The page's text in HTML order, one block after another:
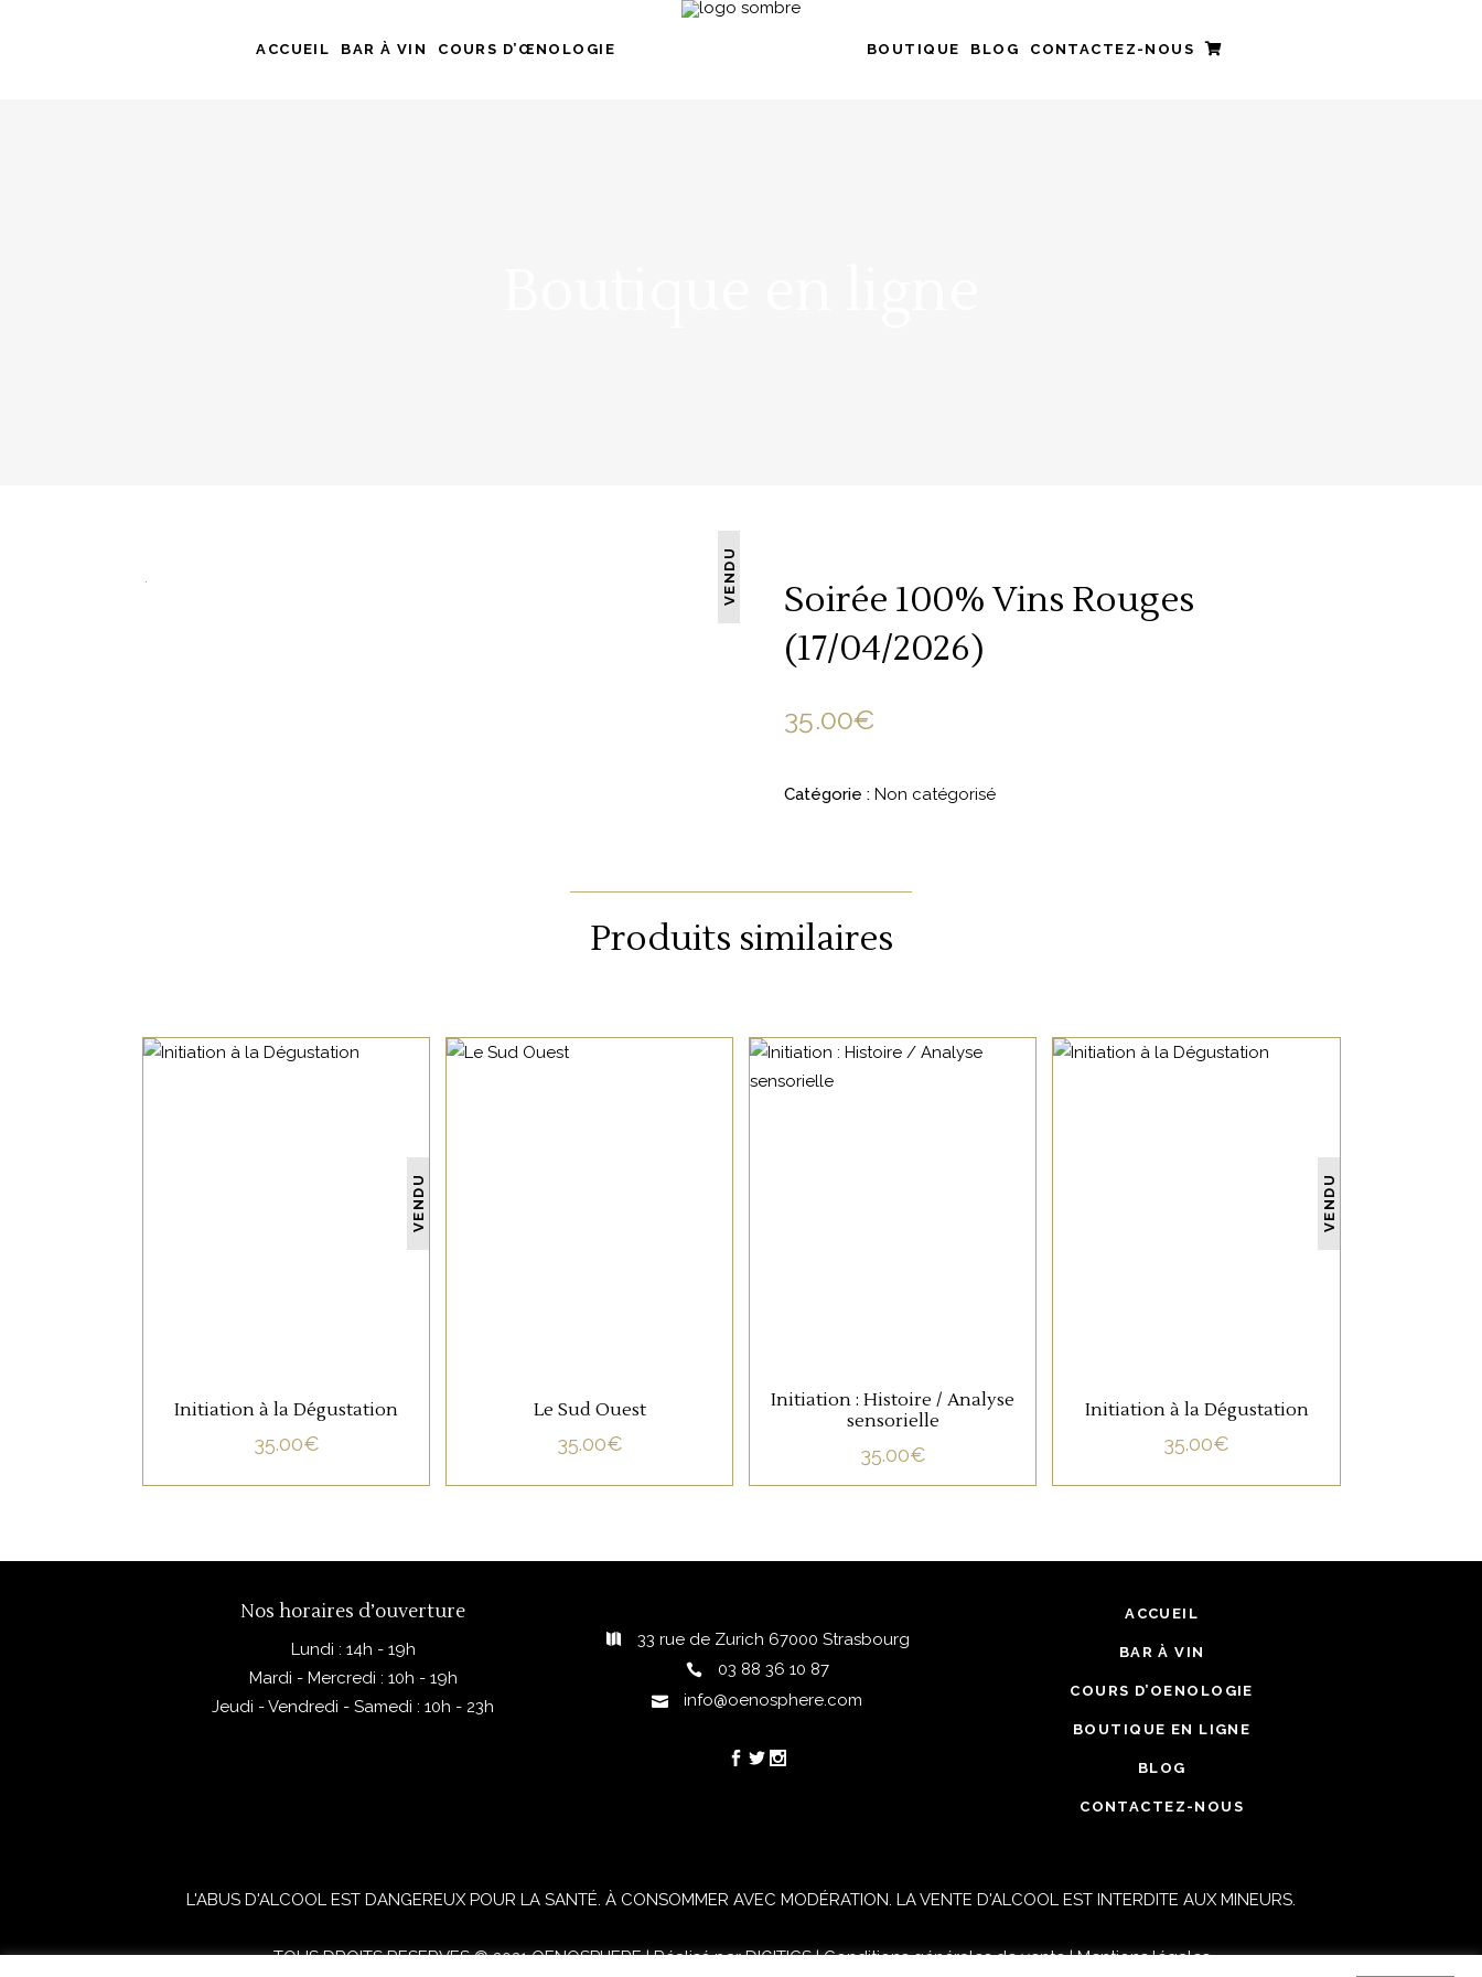
ACCUEIL BAR À VIN COURS D’ŒNOLOGIE BOUTIQUE BLOG CONTACTEZ-NOUS
VENDU
Soirée 100% Vins Rouges
(17/04/2026)
35.00€
Catégorie : Non catégorisé
Produits similaires
VENDU
Initiation à la Dégustation
35.00€
Le Sud Ouest
35.00€
Initiation : Histoire / Analyse
sensorielle
35.00€
VENDU
Initiation à la Dégustation
35.00€
Nos horaires d’ouverture
Lundi : 14h - 19h
Mardi - Mercredi : 10h - 19h
Jeudi - Vendredi - Samedi : 10h - 23h
33 rue de Zurich 67000 Strasbourg
03 88 36 10 87
info@oenosphere.com
ACCUEIL
BAR À VIN
COURS D’OENOLOGIE
BOUTIQUE EN LIGNE
BLOG
CONTACTEZ-NOUS
L'ABUS D'ALCOOL EST DANGEREUX POUR LA SANTÉ. À CONSOMMER AVEC MODÉRATION. LA VENTE D'ALCOOL EST INTERDITE AUX MINEURS.
TOUS DROITS RESERVES © 2021 OENOSPHERE | Réalisé parDIGITICS|Conditions générales de vente|Mentions légales